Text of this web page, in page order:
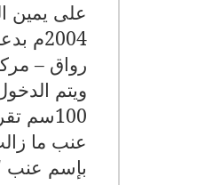
على يمين
رواق –
ويتم
100سم
عنب ما
بإسم عنب